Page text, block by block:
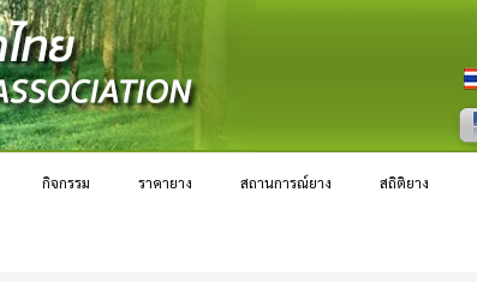
กิจกรรม ราคายาง สถานการณ์ยาง สถิติยาง